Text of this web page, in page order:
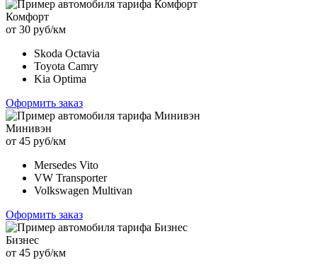
Комфорт
от 30 руб/км
Skoda Octavia
Toyota Camry
Kia Optima
Оформить заказ
Минивэн
от 45 руб/км
Mersedes Vito
VW Transporter
Volkswagen Multivan
Оформить заказ
Бизнес
от 45 руб/км